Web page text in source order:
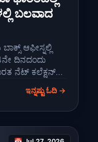
ಬಲವಾದ
ಆಫೀಸ್ನಲ್ಲಿ
ದಿನದಂದು
ನೆಟ್ ಕಲೆಕ್ಷನ್
ಇನ್ನಷ್ಟು ಓದಿ →